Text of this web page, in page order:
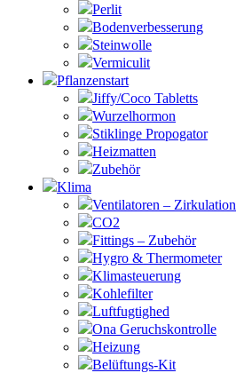
Perlit
Bodenverbesserung
Steinwolle
Vermiculit
Pflanzenstart
Jiffy/Coco Tabletts
Wurzelhormon
Stiklinge Propogator
Heizmatten
Zubehör
Klima
Ventilatoren – Zirkulation
CO2
Fittings – Zubehör
Hygro & Thermometer
Klimasteuerung
Kohlefilter
Luftfugtighed
Ona Geruchskontrolle
Heizung
Belüftungs-Kit